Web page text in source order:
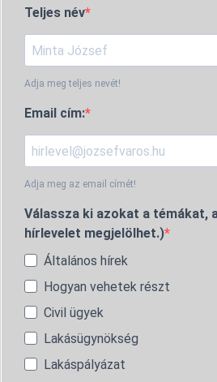
Teljes név
Adja meg teljes nevét!
Email cím:
Adja meg az email címét!
Válassza ki azokat a témákat,
hírlevelet megjelölhet.)
Általános hírek
Hogyan vehetek részt
Civil ügyek
Lakásügynökség
Lakáspályázat